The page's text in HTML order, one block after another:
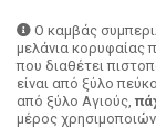
Ο καμβάς
μελάνια κορυφαίας
που διαθέτει
είναι από ξύλο
από ξύλο Αγιούς,
μέρος